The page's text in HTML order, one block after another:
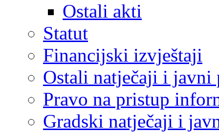
Ostali akti
Statut
Financijski izvještaji
Ostali natječaji i javni
Pravo na pristup
Gradski natječaji i